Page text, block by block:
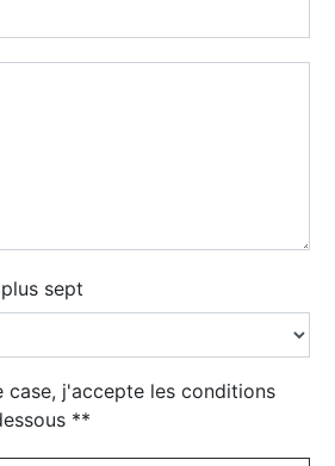
sept
case, j'accepte les conditions
**